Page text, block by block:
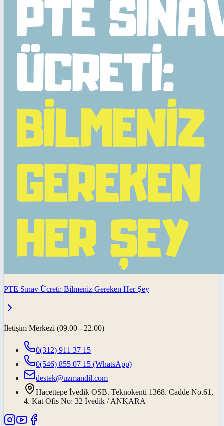
PTE Sınav Ücreti: Bilmeniz Gereken Her Şey
İletişim Merkezi (09.00 - 22.00)
0(312) 911 37 15
0(546) 855 07 15 (WhatsApp)
destek@uzmandil.com
Hacettepe İvedik OSB. Teknokenti 1368. Cadde No.61,
4. Kat Ofis No: 32 İvedik / ANKARA